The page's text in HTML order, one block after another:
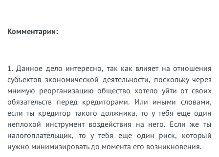
Комментарии:
1. Данное дело интересно, так как влияет на отношения
субъектов экономической деятельности, поскольку через
мнимую реорганизацию общество хотело уйти от своих
обязательств перед кредиторами. Или иными словами,
если ты кредитор такого должника, то у тебя еще один
неплохой инструмент воздействия на него. Если же ты
налогоплательщик, то у тебя еще один риск, который
нужно минимизировать до момента его возникновения.